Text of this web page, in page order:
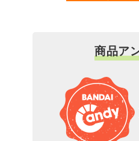
商品ア